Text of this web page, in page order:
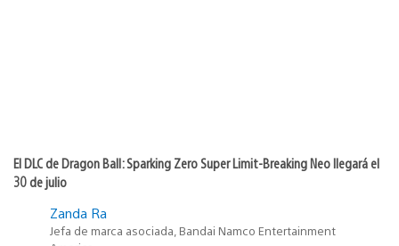
El DLC de Dragon Ball: Sparking Zero Super Limit-Breaking Neo llegará el
30 de julio
Zanda Ra
Jefa de marca asociada, Bandai Namco Entertainment